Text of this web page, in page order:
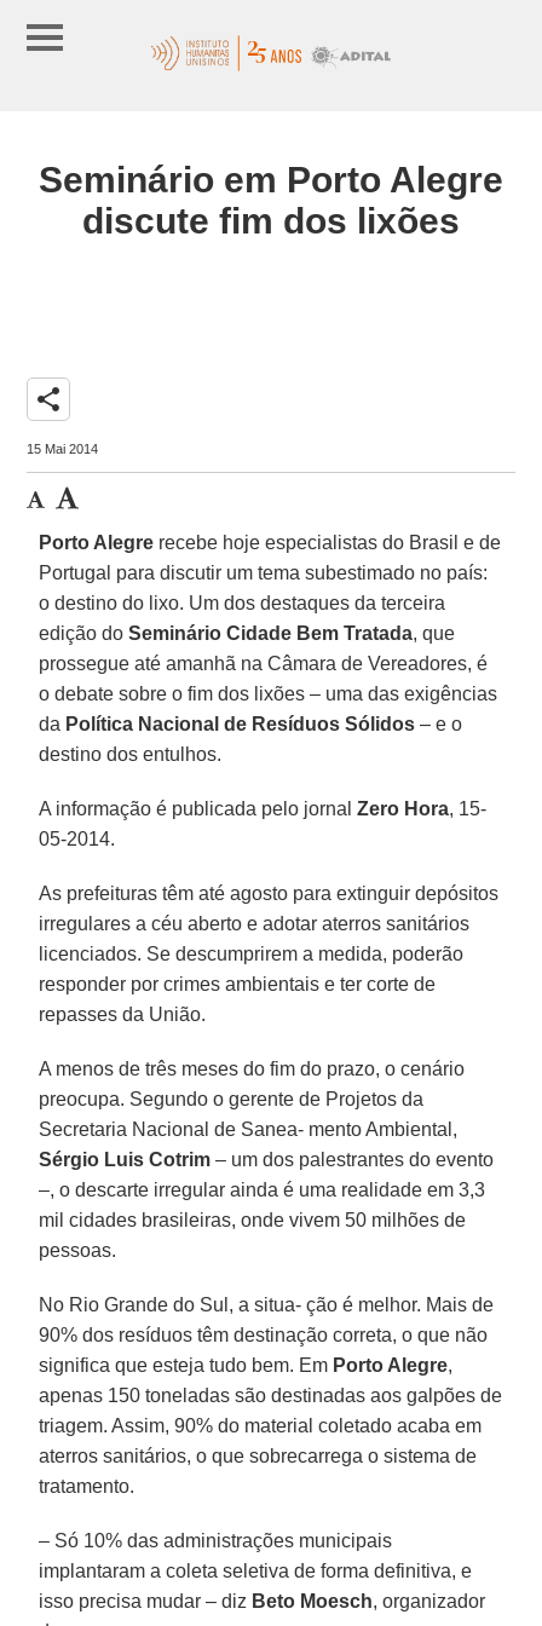
Seminário em Porto Alegre
discute fim dos lixões
share
15 Mai 2014
Porto Alegre recebe hoje especialistas do Brasil e de
Portugal para discutir um tema subestimado no país:
o destino do lixo. Um dos destaques da terceira
edição do Seminário Cidade Bem Tratada, que
prossegue até amanhã na Câmara de Vereadores, é
o debate sobre o fim dos lixões – uma das exigências
da Política Nacional de Resíduos Sólidos – e o
destino dos entulhos.
A informação é publicada pelo jornalZero Hora, 15-
05-2014.
As prefeituras têm até agosto para extinguir depósitos
irregulares a céu aberto e adotar aterros sanitários
licenciados. Se descumprirem a medida, poderão
responder por crimes ambientais e ter corte de
repasses da União.
A menos de três meses do fim do prazo, o cenário
preocupa. Segundo o gerente de Projetos da
Secretaria Nacional de Sanea- mento Ambiental,
Sérgio Luis Cotrim – um dos palestrantes do evento
–, o descarte irregular ainda é uma realidade em 3,3
mil cidades brasileiras, onde vivem 50 milhões de
pessoas.
No Rio Grande do Sul, a situa- ção é melhor. Mais de
90% dos resíduos têm destinação correta, o que não
significa que esteja tudo bem. Em Porto Alegre,
apenas 150 toneladas são destinadas aos galpões de
triagem. Assim, 90% do material coletado acaba em
aterros sanitários, o que sobrecarrega o sistema de
tratamento.
– Só 10% das administrações municipais
implantaram a coleta seletiva de forma definitiva, e
isso precisa mudar – diz Beto Moesch, organizador